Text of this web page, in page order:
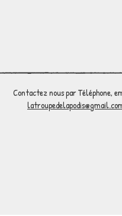
Contactez nous par Téléphone,
11